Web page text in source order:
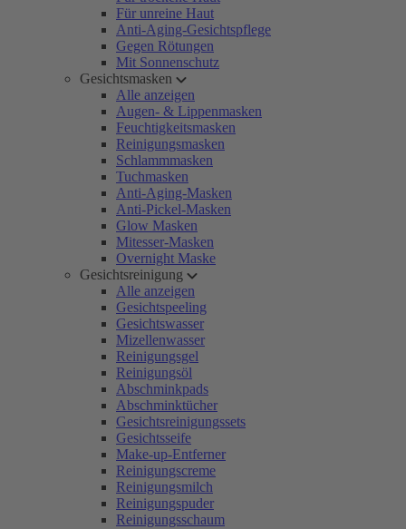
Für unreine Haut
Anti-Aging-Gesichtspflege
Gegen Rötungen
Mit Sonnenschutz
Gesichtsmasken
Alle anzeigen
Augen- & Lippenmasken
Feuchtigkeitsmasken
Reinigungsmasken
Schlammmasken
Tuchmasken
Anti-Aging-Masken
Anti-Pickel-Masken
Glow Masken
Mitesser-Masken
Overnight Maske
Gesichtsreinigung
Alle anzeigen
Gesichtspeeling
Gesichtswasser
Mizellenwasser
Reinigungsgel
Reinigungsöl
Abschminkpads
Abschminktücher
Gesichtsreinigungssets
Gesichtsseife
Make-up-Entferner
Reinigungscreme
Reinigungsmilch
Reinigungspuder
Reinigungsschaum